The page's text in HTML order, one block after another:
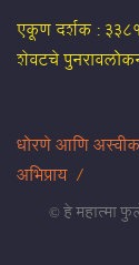
एकूण दर्शक :
शेवटचे
धोरणे आणि
अभिप्राय
© हे महात्मा